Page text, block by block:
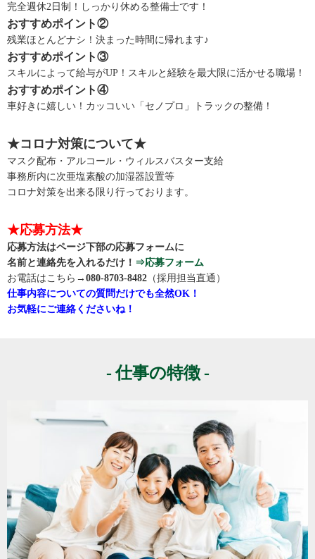
完全週休2日制！しっかり休める整備士です！
おすすめポイント②
残業ほとんどナシ！決まった時間に帰れます♪
おすすめポイント③
スキルによって給与がUP！スキルと経験を最大限に活かせる職場！
おすすめポイント④
車好きに嬉しい！カッコいい「セノプロ」トラックの整備！
★コロナ対策について★
マスク配布・アルコール・ウィルスバスター支給
事務所内に次亜塩素酸の加湿器設置等
コロナ対策を出来る限り行っております。
★応募方法★
応募方法はページ下部の応募フォームに
名前と連絡先を入れるだけ！ ⇒応募フォーム
お電話はこちら→ 080-8703-8482 （採用担当直通）
仕事内容についての質問だけでも全然OK！
お気軽にご連絡くださいね！
仕事の特徴